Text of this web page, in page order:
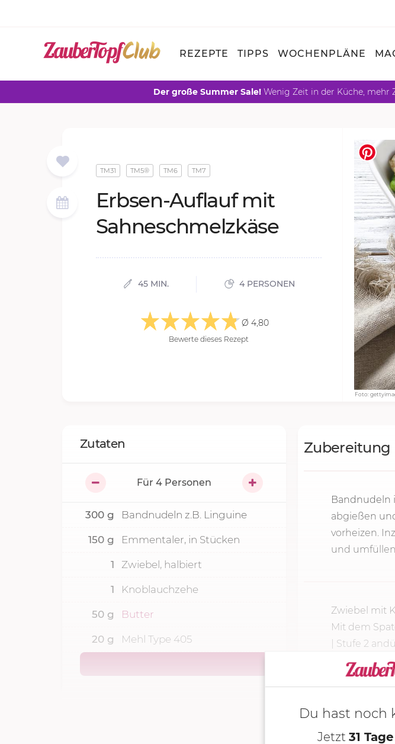
REZEPTE TIPPS WOCHENPLÄNE
Der große Summer Sale! Wenig Zeit in der Küche, mehr
Foto:
TM31 TM5® TM6 TM7
Erb­sen-Auf­lauf mit
Sah­ne­schmelz­kä­se
45 MIN. 4 PERSONEN
Ø 4,80
Bewerte dieses Rezept
Zubereitung
Bandnudeln
abgießen
vorheizen.
und
Zwiebel mit
Mit dem
| Stufe 2
Zutaten
Für 4 Personen
300 g Bandnudeln z.B. Linguine
150 g Emmentaler, in Stücken
1 Zwiebel, halbiert
1 Knoblauchzehe
50 g Butter
20 g Mehl Type 405
Du hast noch
Jetzt 31